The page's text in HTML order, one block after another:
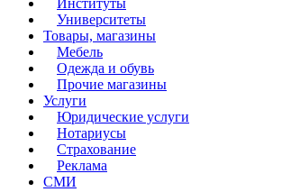
Институты
Университеты
Товары, магазины
Мебель
Одежда и обувь
Прочие магазины
Услуги
Юридические услуги
Нотариусы
Страхование
Реклама
СМИ